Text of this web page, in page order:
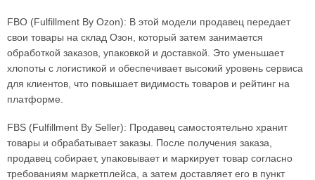
FBO (Fulfillment By Ozon): В этой модели продавец передает
свои товары на склад Озон, который затем занимается
обработкой заказов, упаковкой и доставкой. Это уменьшает
хлопоты с логистикой и обеспечивает высокий уровень сервиса
для клиентов, что повышает видимость товаров и рейтинг на
платформе.
FBS (Fulfillment By Seller): Продавец самостоятельно хранит
товары и обрабатывает заказы. После получения заказа,
продавец собирает, упаковывает и маркирует товар согласно
требованиям маркетплейса, а затем доставляет его в пункт